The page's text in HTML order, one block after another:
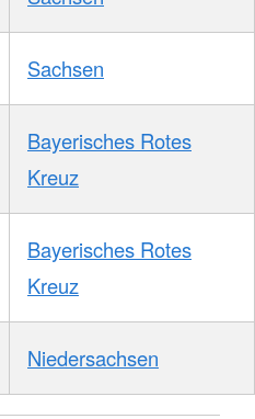
Sachsen
Bayerisches Rotes
Kreuz
Bayerisches Rotes
Kreuz
Niedersachsen